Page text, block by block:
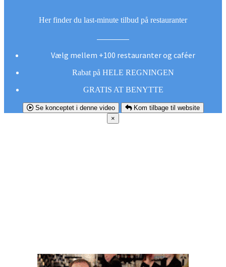
Her finder du last-minute tilbud på restauranter
Vælg mellem +100 restauranter og caféer
Rabat på HELE REGNINGEN
GRATIS AT BENYTTE
Se konceptet i denne video
Kom tilbage til website
×